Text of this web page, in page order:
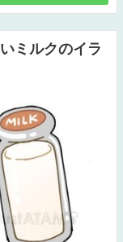
ミルクのイラ